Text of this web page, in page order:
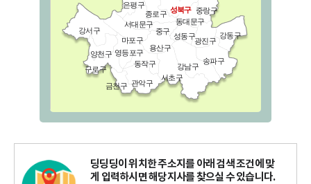
은평구
종로구 성북구 중랑구
서대문구
동대문구
강서구
마포구
중구
성동구
광진구
강동구
양천구 영등포구
용산구
구로구
동작구 송파구
강남구
서초구
관악구
금천구
딩딩딩이 위치한 주소지를 아래 검색 조건에 맞
게 입력하시면 해당지사를 찾으실 수 있습니다.